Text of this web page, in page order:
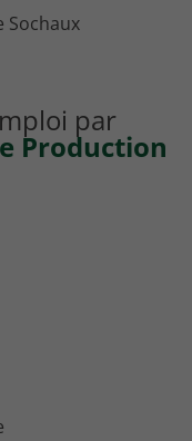
Sochaux
par
Production